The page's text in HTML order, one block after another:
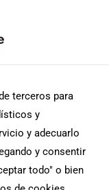
terceros para
y
y adecuarlo
y consentir
todo" o bien
no
la